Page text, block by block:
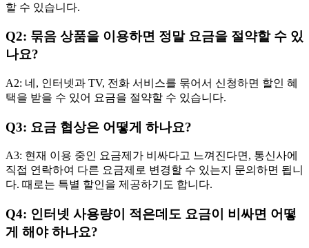
할 수 있습니다.
Q2: 묶음 상품을 이용하면 정말 요금을 절약할 수 있
나요?
A2: 네, 인터넷과 TV, 전화 서비스를 묶어서 신청하면 할인 혜
택을 받을 수 있어 요금을 절약할 수 있습니다.
Q3: 요금 협상은 어떻게 하나요?
A3: 현재 이용 중인 요금제가 비싸다고 느껴진다면, 통신사에
직접 연락하여 다른 요금제로 변경할 수 있는지 문의하면 됩니
다. 때로는 특별 할인을 제공하기도 합니다.
Q4: 인터넷 사용량이 적은데도 요금이 비싸면 어떻
게 해야 하나요?